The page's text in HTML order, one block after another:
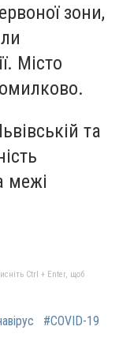
зони,
Місто
та
межі
Ctrl + Enter, щоб
#COVID-19